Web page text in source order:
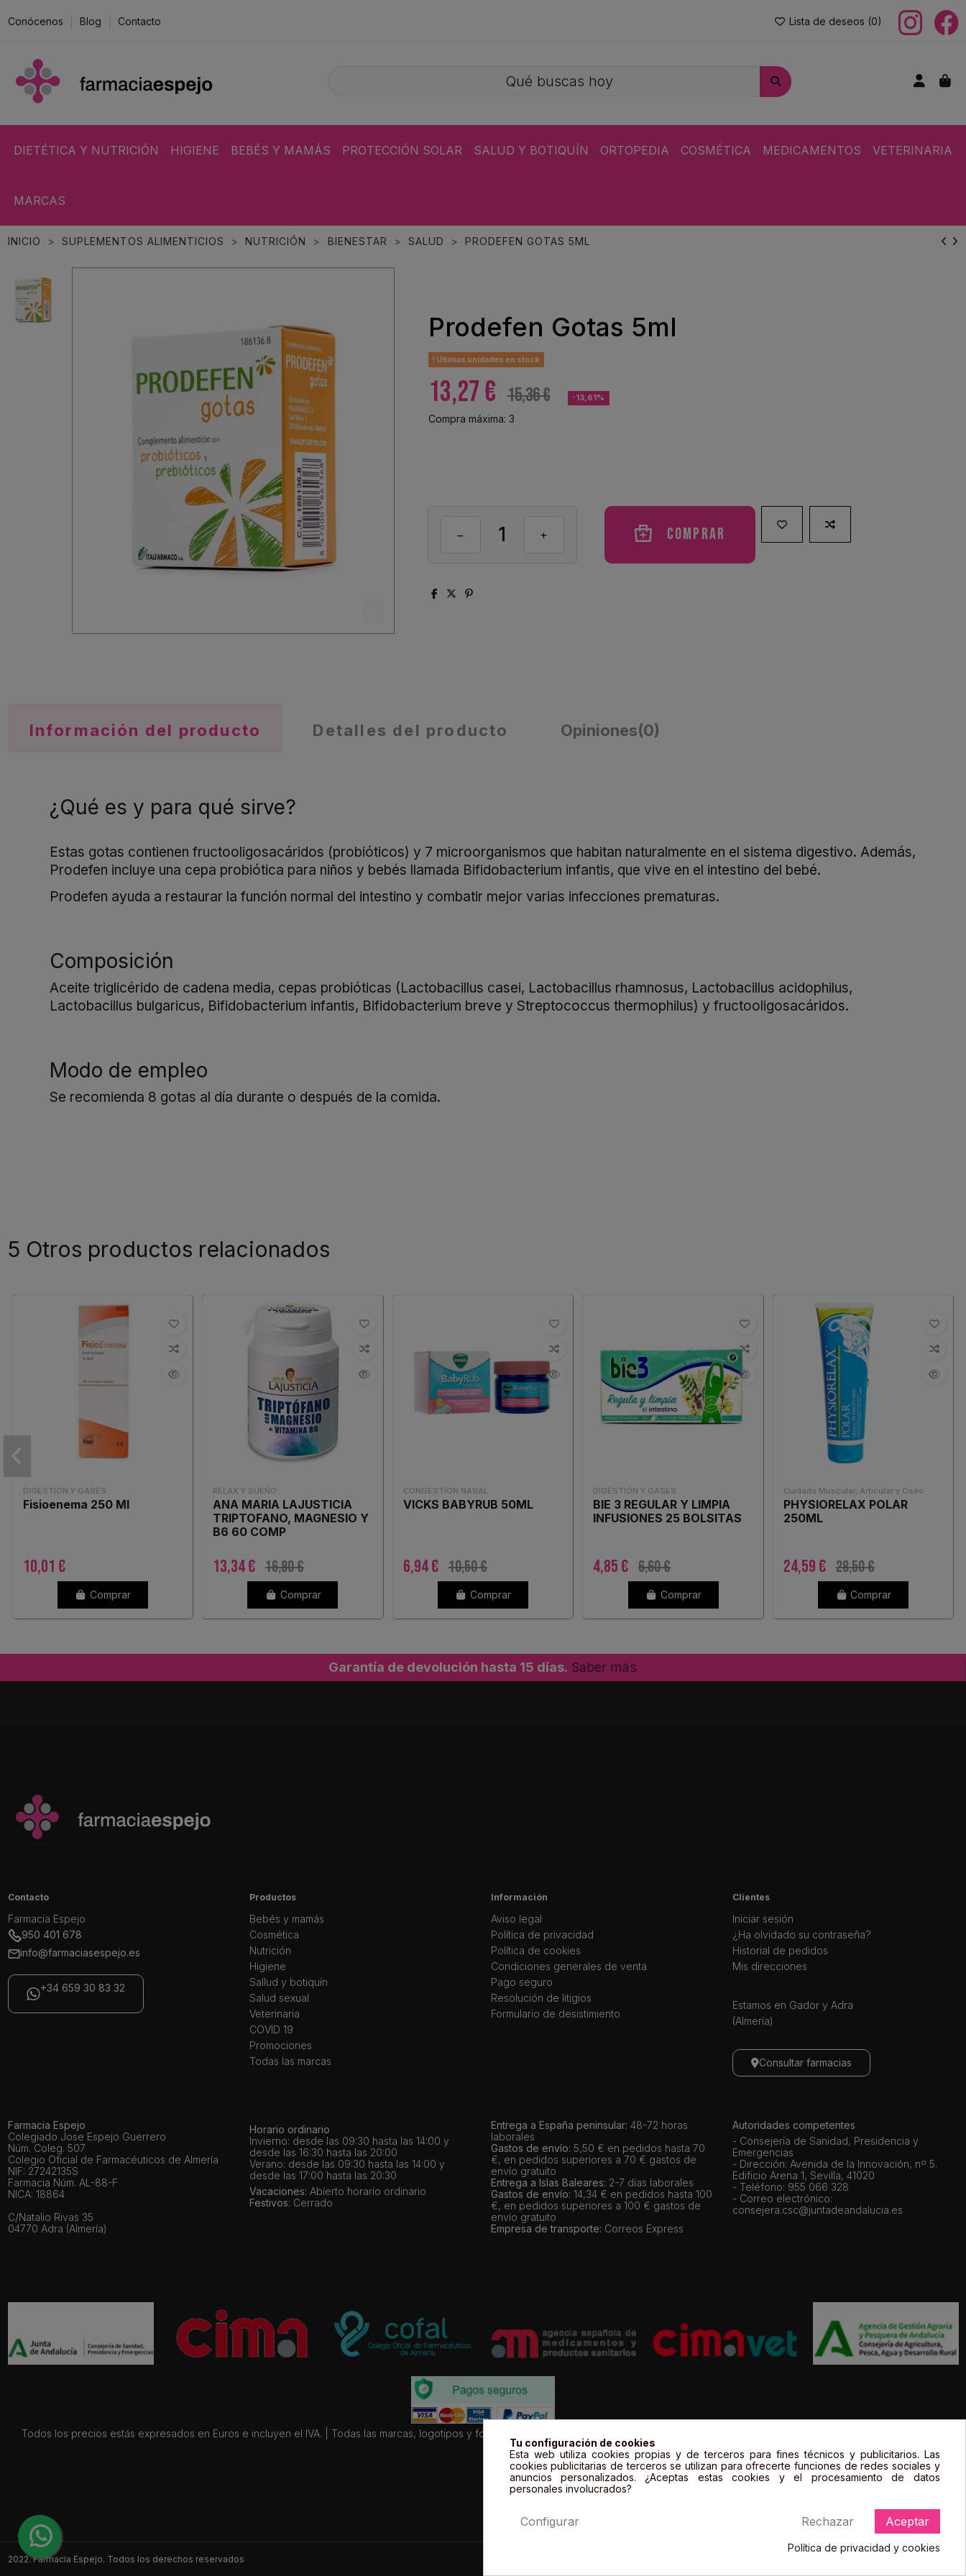
Conócenos Blog Contacto Lista de deseos (0)
DIETÉTICA Y NUTRICIÓN HIGIENE BEBÉS Y MAMÁS PROTECCIÓN SOLAR SALUD Y BOTIQUÍN ORTOPEDIA COSMÉTICA MEDICAMENTOS VETERINARIA
MARCAS
INICIO SUPLEMENTOS ALIMENTICIOS NUTRICIÓN BIENESTAR SALUD PRODEFEN GOTAS 5ML
Prodefen Gotas 5ml
Últimas unidades en stock
13,27 € 15,36 € -13,61%
Compra máxima: 3
Comprar
Información del producto Detalles del producto Opiniones(0)
¿Qué es y para qué sirve?
Estas gotas contienen fructooligosacáridos (probióticos) y 7 microorganismos que habitan naturalmente en el sistema digestivo. Además,
Prodefen incluye una cepa probiótica para niños y bebés llamada Bifidobacterium infantis, que vive en el intestino del bebé.
Prodefen ayuda a restaurar la función normal del intestino y combatir mejor varias infecciones prematuras.
Composición
Aceite triglicérido de cadena media, cepas probióticas (Lactobacillus casei, Lactobacillus rhamnosus, Lactobacillus acidophilus,
Lactobacillus bulgaricus, Bifidobacterium infantis, Bifidobacterium breve y Streptococcus thermophilus) y fructooligosacáridos.
Modo de empleo
Se recomienda 8 gotas al día durante o después de la comida.
5 Otros productos relacionados
DIGESTIÓN Y GASES
Fisioenema 250 Ml
10,01 €
Comprar
RELAX Y SUEÑO
ANA MARIA LAJUSTICIA
TRIPTOFANO, MAGNESIO Y
B6 60 COMP
13,34 € 16,80 €
Comprar
CONGESTION NASAL
VICKS BABYRUB 50ML
6,94 € 10,50 €
Comprar
DIGESTIÓN Y GASES
BIE 3 REGULAR Y LIMPIA
INFUSIONES 25 BOLSITAS
4,85 € 6,60 €
Comprar
Cuidado Muscular, Articular y Oseo
PHYSIORELAX POLAR
250ML
24,59 € 28,50 €
Comprar
Garantía de devolución hasta 15 días. Saber más
Contacto
Farmacia Espejo
950 401 678
info@farmaciasespejo.es
+34 659 30 83 32
Productos
Bebés y mamás
Cosmética
Nutrición
Higiene
Sallud y botiquín
Salud sexual
Veterinaria
COVID 19
Promociones
Todas las marcas
Información
Aviso legal
Política de privacidad
Política de cookies
Condiciones generales de venta
Pago seguro
Resolución de litigios
Formulario de desistimiento
Clientes
Iniciar sesión
¿Ha olvidado su contraseña?
Historial de pedidos
Mis direcciones
Estamos en Gador y Adra
(Almería)
Consultar farmacias
Farmacia Espejo
Colegiado Jose Espejo Guerrero
Núm. Coleg. 507
Colegio Oficial de Farmacéuticos de Almería
NIF: 27242135S
Farmacia Núm. AL-88-F
NICA: 18864
C/Natalio Rivas 35
04770 Adra (Almería)
Horario ordinario
Invierno: desde las 09:30 hasta las 14:00 y
desde las 16:30 hasta las 20:00
Verano: desde las 09:30 hasta las 14:00 y
desde las 17:00 hasta las 20:30
Vacaciones: Abierto horario ordinario
Festivos: Cerrado
Entrega a España peninsular: 48-72 horas
laborales
Gastos de envío: 5,50 € en pedidos hasta 70
€, en pedidos superiores a 70 € gastos de
envío gratuito
Entrega a Islas Baleares: 2-7 días laborales
Gastos de envío: 14,34 € en pedidos hasta 100
€, en pedidos superiores a 100 € gastos de
envío gratuito
Empresa de transporte: Correos Express
Autoridades competentes
- Consejería de Sanidad, Presidencia y
Emergencias
- Dirección: Avenida de la Innovación, nº 5.
Edificio Arena 1, Sevilla, 41020
- Teléfono: 955 066 328
- Correo electrónico:
consejera.csc@juntadeandalucia.es
Todos los precios estás expresados en Euros e incluyen el IVA. | Todas las marcas, logotipos y fotos de productos son propiedad legal de sus propietarios y sólo se muestran a título informativo.
2022. Farmacia Espejo. Todos los derechos reservados
Tu configuración de cookies
Esta web utiliza cookies propias y de terceros para fines técnicos y publicitarios. Las
cookies publicitarias de terceros se utilizan para ofrecerte funciones de redes sociales y
anuncios personalizados. ¿Aceptas estas cookies y el procesamiento de datos
personales involucrados?
Aceptar
Rechazar
Configurar
Política de privacidad y cookies